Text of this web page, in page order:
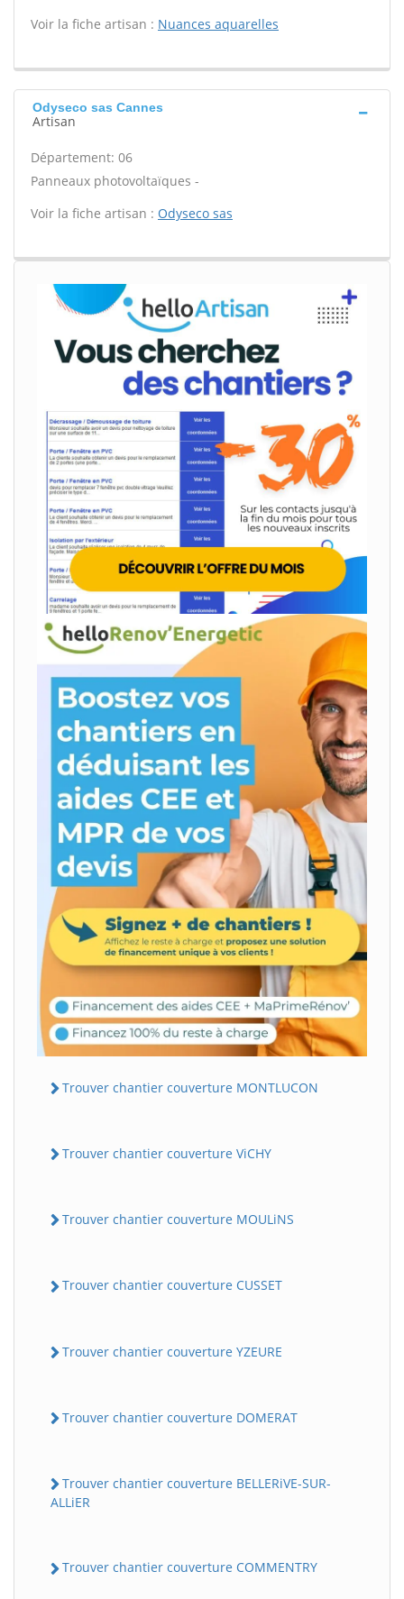
Voir la fiche artisan : Nuances aquarelles
Odyseco sas Cannes
Artisan
Département: 06
Panneaux photovoltaïques -
Voir la fiche artisan : Odyseco sas
Trouver chantier couverture MONTLUCON
Trouver chantier couverture ViCHY
Trouver chantier couverture MOULiNS
Trouver chantier couverture CUSSET
Trouver chantier couverture YZEURE
Trouver chantier couverture DOMERAT
Trouver chantier couverture BELLERiVE-SUR-
ALLiER
Trouver chantier couverture COMMENTRY